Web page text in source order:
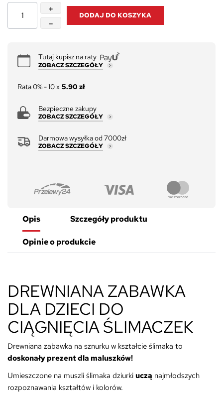
DODAJ DO KOSZYKA
Tutaj kupisz na raty
ZOBACZ SZCZEGÓŁY
Rata 0% - 10 x 5.90 zł
Bezpieczne zakupy
ZOBACZ SZCZEGÓŁY
Darmowa wysyłka od 7000zł
ZOBACZ SZCZEGÓŁY
Opis Szczegóły produktu
Opinie o produkcie
DREWNIANA ZABAWKA
DLA DZIECI DO
CIĄGNIĘCIA ŚLIMACZEK
Drewniana zabawka na sznurku w kształcie ślimaka to
doskonały prezent dla maluszków!
Umieszczone na muszli ślimaka dziurki uczą najmłodszych
rozpoznawania kształtów i kolorów.